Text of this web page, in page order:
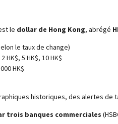
le dollar de Hong Kong, abrégé
le taux de change)
HK$, 5 HK$, 10 HK$
HK$
historiques, des alertes de
trois banques commerciales